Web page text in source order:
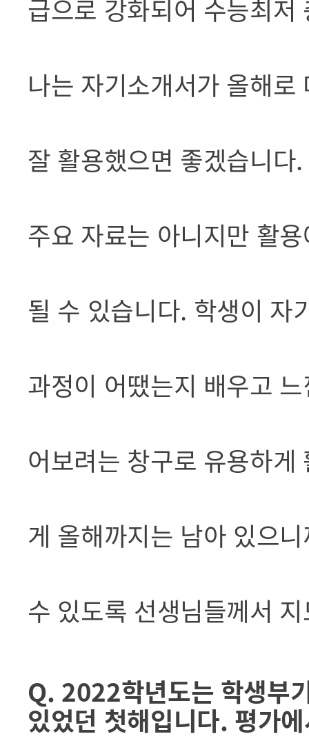
급으로 강화되어 수능최
나는 자기소개서가 올해
잘 활용했으면 좋겠습니
주요 자료는 아니지만 활
될 수 있습니다. 학생이 자
과정이 어땠는지 배우고
어보려는 창구로 유용하
게 올해까지는 남아 있으
수 있도록 선생님들께서
Q. 2022학년도는 학생부
있었던 첫해입니다. 평가